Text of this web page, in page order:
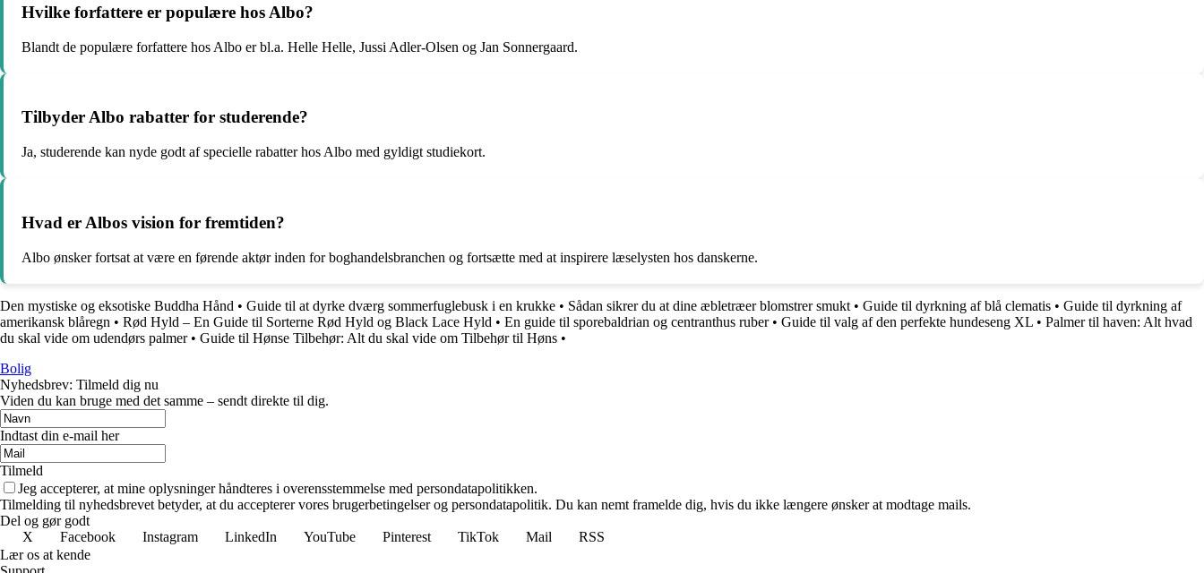
Hvilke forfattere er populære hos Albo?
Blandt de populære forfattere hos Albo er bl.a. Helle Helle, Jussi Adler-Olsen og Jan Sonnergaard.
Tilbyder Albo rabatter for studerende?
Ja, studerende kan nyde godt af specielle rabatter hos Albo med gyldigt studiekort.
Hvad er Albos vision for fremtiden?
Albo ønsker fortsat at være en førende aktør inden for boghandelsbranchen og fortsætte med at inspirere læselysten hos danskerne.
Den mystiske og eksotiske Buddha Hånd • Guide til at dyrke dværg sommerfuglebusk i en krukke • Sådan sikrer du at dine æbletræer blomstrer smukt • Guide til dyrkning af blå clematis • Guide til dyrkning af
amerikansk blåregn • Rød Hyld – En Guide til Sorterne Rød Hyld og Black Lace Hyld • En guide til sporebaldrian og centranthus ruber• Guide til valg af den perfekte hundeseng XL • Palmer til haven: Alt hvad
du skal vide om udendørs palmer• Guide til Hønse Tilbehør: Alt du skal vide om Tilbehør til Høns •
Bolig
Nyhedsbrev: Tilmeld dig nu
Viden du kan bruge med det samme – sendt direkte til dig.
Indtast din e-mail her
Tilmeld
Jeg accepterer, at mine oplysninger håndteres i overensstemmelse med persondatapolitikken.
Tilmelding til nyhedsbrevet betyder, at du accepterer vores brugerbetingelser og persondatapolitik. Du kan nemt framelde dig, hvis du ikke længere ønsker at modtage mails.
Del og gør godt
X
Facebook Instagram LinkedIn YouTube Pinterest TikTok Mail
RSS
Lær os at kende